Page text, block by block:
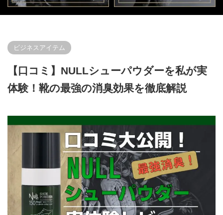
ビジネスアイテム
【口コミ】NULLシューパウダーを私が実
体験！靴の最強の消臭効果を徹底解説